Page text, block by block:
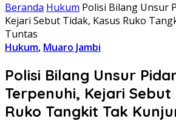
Beranda Hukum Polisi Bilang Unsur
Kejari Sebut Tidak, Kasus Ruko
Tuntas
Hukum, Muaro Jambi
Polisi Bilang Unsur
Terpenuhi, Kejari Sebut
Ruko Tangkit Tak